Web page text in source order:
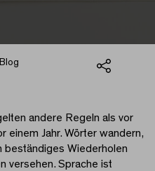
andere Regeln als vor
einem Jahr. Wörter wandern,
Wiederholen
versehen. Sprache ist